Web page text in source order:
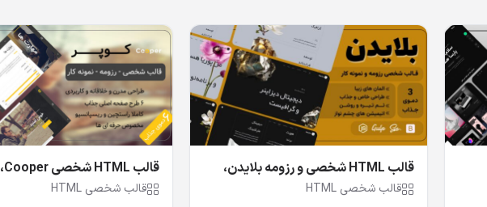
قالب HTML شخصی و رزومه بلایدن،
Blayden
قالب شخصی HTML
قالب HTML شخصی Cooper، کوپر
قالب شخصی HTML